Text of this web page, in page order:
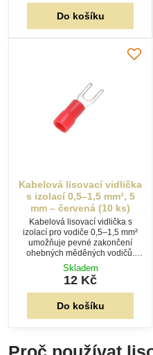
Do košíku
Kabelová lisovací vidlička
s izolací 0,5–1,5 mm², 5
mm – červená (10 ks)
Kabelová lisovací vidlička s
izolací pro vodiče 0,5–1,5 mm²
umožňuje pevné zakončení
ohebných měděných vodičů.
Vidlička o velikosti 5 mm
usnadňuje rychlé šroubové
připojení. Balení 10 ks.
Skladem
12 Kč
Do košíku